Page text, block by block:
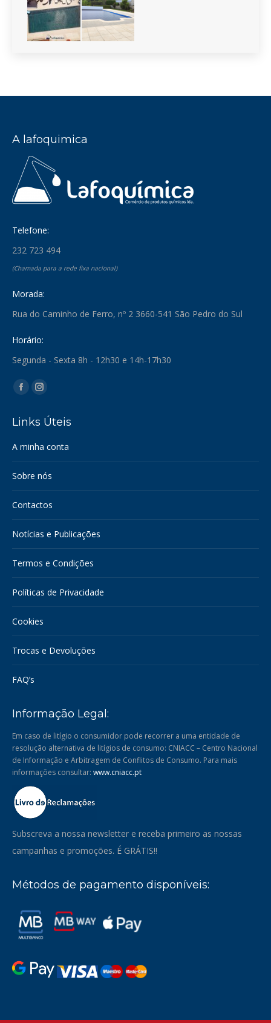
A lafoquimica
Telefone:
232 723 494
(Chamada para a rede fixa nacional)
Morada:
Rua do Caminho de Ferro, nº 2 3660-541 São Pedro do Sul
Horário:
Segunda - Sexta 8h - 12h30 e 14h-17h30
Find us on:
Facebook
opens
window
Instagram
opens
window
Links Úteis
A minha conta
Sobre nós
Contactos
Notícias e Publicações
Termos e Condições
Políticas de Privacidade
Cookies
Trocas e Devoluções
FAQ’s
Informação Legal:
Em caso de litígio o consumidor pode recorrer a uma entidade de
resolução alternativa de litígios de consumo: CNIACC – Centro Nacional
de Informação e Arbitragem de Conflitos de Consumo. Para mais
informações consultar: www.cniacc.pt
Subscreva a nossa newsletter e receba primeiro as nossas
campanhas e promoções. É GRÁTIS!!
Métodos de pagamento disponíveis: